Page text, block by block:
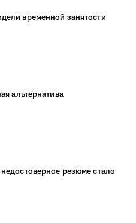
временной занятости
альтернатива
резюме стало